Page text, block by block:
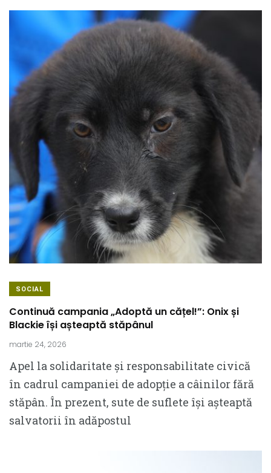
SOCIAL
Continuă campania „Adoptă un cățel!”: Onix și
Blackie își așteaptă stăpânul
martie 24, 2026
Apel la solidaritate și responsabilitate civică
în cadrul campaniei de adopție a câinilor fără
stăpân. În prezent, sute de suflete își așteaptă
salvatorii în adăpostul